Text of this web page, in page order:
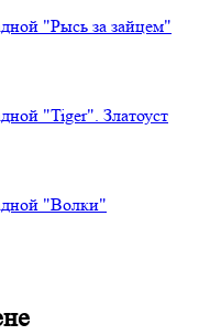
"Рысь за зайцем"
"Tiger". Златоуст
"Волки"